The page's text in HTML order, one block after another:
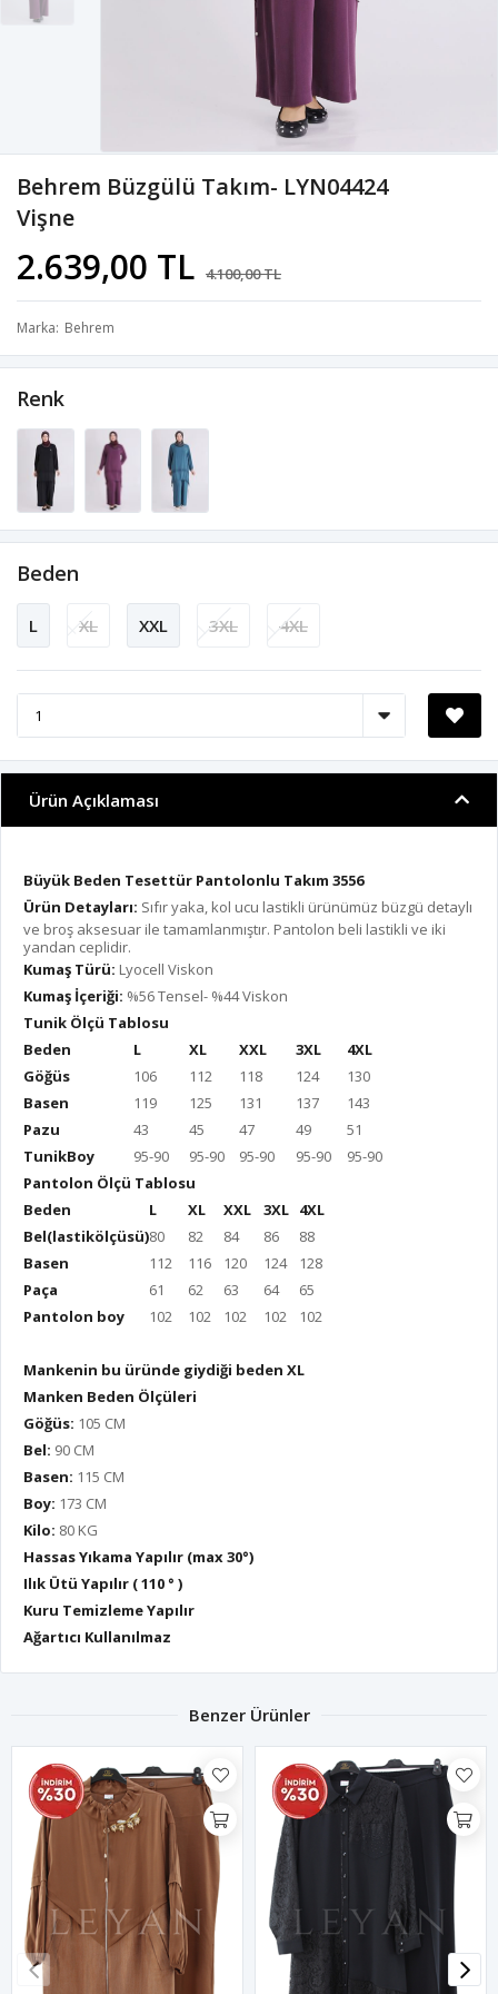
Behrem Büzgülü Takım- LYN04424
Vişne
2.639,00 TL 4.100,00 TL
Marka Behrem
Renk
Beden
L XL XXL 3XL 4XL
Ürün Açıklaması
Büyük Beden Tesettür Pantolonlu Takım 3556
Ürün Detayları: Sıfır yaka, kol ucu lastikli ürünümüz büzgü detaylı
ve broş aksesuar ile tamamlanmıştır. Pantolon beli lastikli ve iki
yandan ceplidir.
Kumaş Türü: Lyocell Viskon
Kumaş İçeriği: %56 Tensel- %44 Viskon
Tunik Ölçü Tablosu
Beden
L XL XXL 3XL
4XL
Göğüs
106 112 118 124
130
Basen
119 125 131 137
143
Pazu
43 45 47 49
51
TunikBoy
95-90 95-90 95-90 95-90
95-90
Pantolon Ölçü Tablosu
Beden
L XL XXL 3XL 4XL
Bel(lastikölçüsü)80 82 84 86
88
Basen
112 116 120 124
128
Paça
61 62 63 64
65
Pantolon boy
102 102 102 102 102
Mankenin bu üründe giydiği beden XL
Manken Beden Ölçüleri
Göğüs: 105 CM
Bel: 90 CM
Basen: 115 CM
Boy: 173 CM
Kilo: 80 KG
Hassas Yıkama Yapılır (max 30°)
Ilık Ütü Yapılır ( 110 ° )
Kuru Temizleme Yapılır
Ağartıcı Kullanılmaz
Benzer Ürünler